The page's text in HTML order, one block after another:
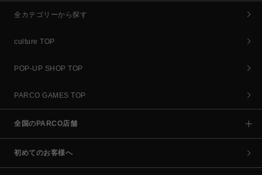
全カテゴリーから探す
culture TOP
POP-UP SHOP TOP
PARCO GAMES TOP
全国のPARCO店舗
初めてのお客様へ